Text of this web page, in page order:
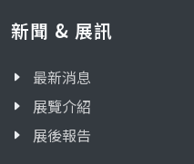
新聞 & 展訊
最新消息
展覽介紹
展後報告